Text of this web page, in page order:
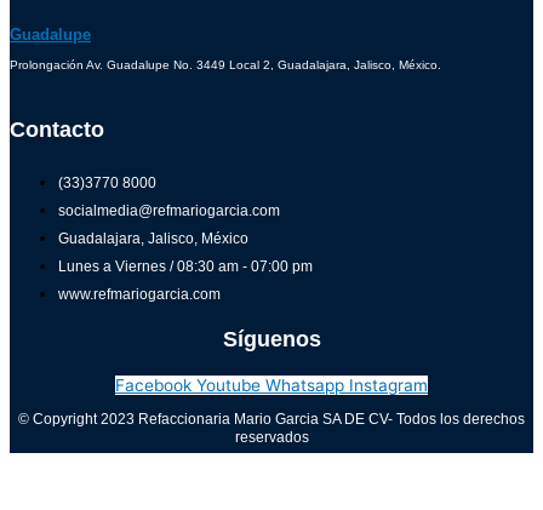
Guadalupe
Prolongación Av. Guadalupe No. 3449 Local 2, Guadalajara, Jalisco, México.
Contacto
(33)3770 8000
socialmedia@refmariogarcia.com
Guadalajara, Jalisco, México
Lunes a Viernes / 08:30 am - 07:00 pm
www.refmariogarcia.com
Síguenos
Facebook Youtube Whatsapp Instagram
© Copyright 2023 Refaccionaria Mario Garcia SA DE CV- Todos los derechos
reservados